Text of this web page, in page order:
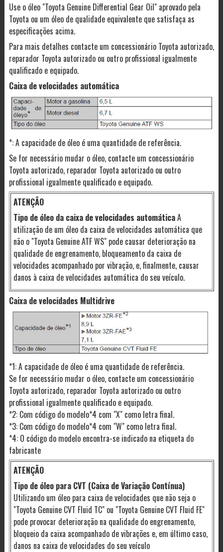
Use o óleo "Toyota Genuine Differential Gear Oil" aprovado pela
Toyota ou um óleo de qualidade equivalente que satisfaça as
especificações acima.
Para mais detalhes contacte um concessionário Toyota autorizado,
reparador Toyota autorizado ou outro profissional igualmente
qualificado e equipado.
Caixa de velocidades automática
*: A capacidade de óleo é uma quantidade de referência.
Se for necessário mudar o óleo, contacte um concessionário
Toyota autorizado, reparador Toyota autorizado ou outro
profissional igualmente qualificado e equipado.
ATENÇÃO
Tipo de óleo da caixa de velocidades automáticaA
utilização de um óleo da caixa de velocidades automática que
não o "Toyota Genuine ATF WS" pode causar deterioração na
qualidade de engrenamento, bloqueamento da caixa de
velocidades acompanhado por vibração, e, finalmente, causar
danos à caixa de velocidades automática do seu veículo.
Caixa de velocidades Multidrive
*1: A capacidade de óleo é uma quantidade de referência.
Se for necessário mudar o óleo, contacte um concessionário
Toyota autorizado, reparador Toyota autorizado ou outro
profissional igualmente qualificado e equipado.
*2: Com código do modelo*4 com "X" como letra final.
*3: Com código do modelo*4 com "W" como letra final.
*4: O código do modelo encontra-se indicado na etiqueta do
fabricante
ATENÇÃO
Tipo de óleo para CVT (Caixa de Variação Contínua)
Utilizando um óleo para caixa de velocidades que não seja o
"Toyota Genuine CVT Fluid TC" ou "Toyota Genuine CVT Fluid FE"
pode provocar deterioração na qualidade do engrenamento,
bloqueio da caixa acompanhado de vibrações e, em último caso,
danos na caixa de velocidades do seu veículo